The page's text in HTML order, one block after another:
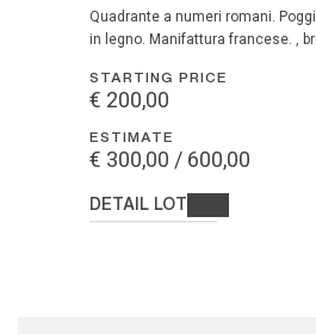
Quadrante a numeri romani. Poggiante su basamento
in legno. Manifattura francese. ,
STARTING PRICE
€ 200,00
ESTIMATE
€ 300,00 / 600,00
DETAIL LOT